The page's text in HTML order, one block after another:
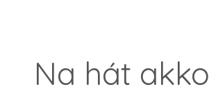
Na hát